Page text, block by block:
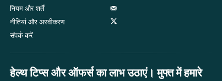
नियम और शर्तें
नीतियां और अस्वीकरण
संपर्क करें
हेल्थ टिप्स और ऑफर्स का लाभ उठाएं। मुफ्त में हमारे